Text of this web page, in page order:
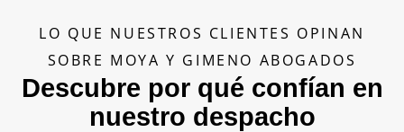
LO QUE NUESTROS CLIENTES OPINAN
SOBRE MOYA Y GIMENO ABOGADOS
Descubre por qué confían en
nuestro despacho